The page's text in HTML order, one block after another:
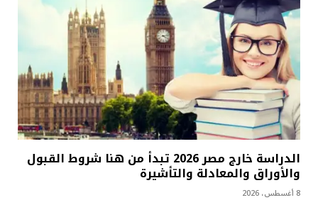
الدراسة خارج مصر 2026 تبدأ من هنا شروط القبول
والأوراق والمعادلة والتأشيرة
8 أغسطس، 2026